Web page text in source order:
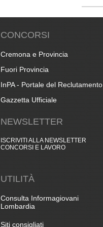
CONCORSI
Cremona e Provincia
Fuori Provincia
InPA - Portale del Reclutamento
Gazzetta Ufficiale
NEWSLETTER
ISCRIVITI ALLA NEWSLETTER
CONCORSI E LAVORO
UTILITÀ
Consulta Informagiovani
Lombardia
Siti consigliati